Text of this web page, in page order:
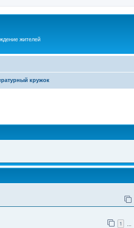
жителей
кружок
1